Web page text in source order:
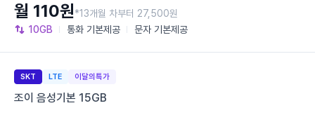
10GB 통화 기본제공 문자 기본제공
월 110원*13개월 차부터 27,500원
SKT LTE 이달의특가
조이 음성기본 15GB